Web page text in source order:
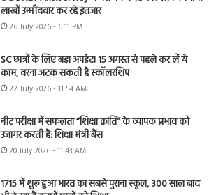
लाखों उम्मीदवार कर रहे इंतजार
26 July 2026 - 6:11 PM
SC छात्रों के लिए बड़ा अपडेट! 15 अगस्त से पहले कर लें ये
काम, वरना अटक सकती है स्कॉलरशिप
22 July 2026 - 11:54 AM
नीट परीक्षा में सफलता “शिक्षा क्रांति” के व्यापक प्रभाव को
उजागर करती है: शिक्षा मंत्री बैंस
20 July 2026 - 11:43 AM
1715 में शुरू हुआ भारत का सबसे पुराना स्कूल, 300 साल बाद